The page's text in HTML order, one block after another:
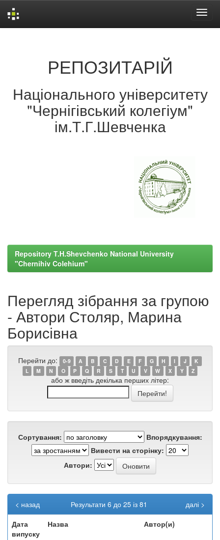
РЕПОЗИТАРІЙ
Національного університету
"Чернігівський колегіум"
ім.Т.Г.Шевченка
Repository T.H.Shevchenko National University
"Chernihiv Colehium"
Перегляд зібрання за групою
- Автори Столяр, Марина
Борисівна
Перейти до: 0-9 A B C D E F G H I J
K
L
M N O P Q R S T U V W X Y Z
або ж введіть декілька перших літер:
Сортування:
Впорядкування:
Вивести на сторінку:
Автори:
Результати 6 до 25 із 81
< назад
далі >
Дата
випуску
Назва Автор(и)